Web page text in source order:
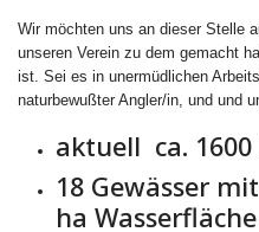
Wir möchten uns an dieser Stelle
unseren Verein zu dem gemacht
ist. Sei es in unermüdlichen
naturbewußter Angler/in, und und
aktuell ca.
18 Gewässer
ha Wasserfläche